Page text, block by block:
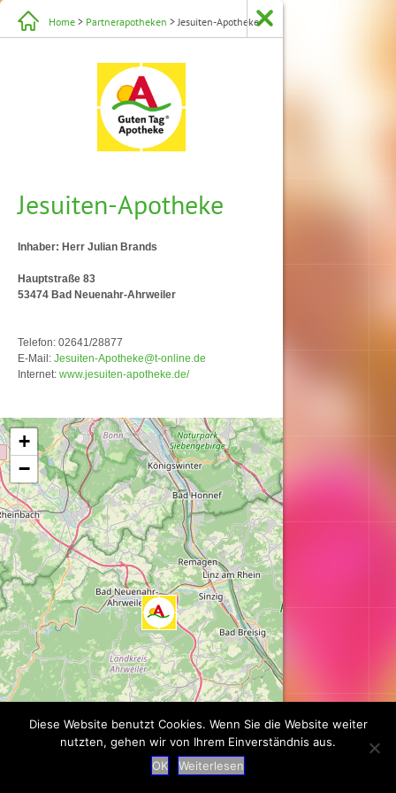
Home > Partnerapotheken > Jesuiten-Apotheke
Jesuiten-Apotheke
Inhaber: Herr Julian Brands
Hauptstraße 83
53474 Bad Neuenahr-Ahrweiler
Telefon: 02641/28877
E-Mail: Jesuiten-Apotheke@t-online.de
Internet: www.jesuiten-apotheke.de/
Karte wird geladen...
+
−
| ©OpenStreetMapcontributors
Diese Website benutzt Cookies. Wenn Sie die Website weiter
nutzten, gehen wir von Ihrem Einverständnis aus.
OK
Weiterlesen